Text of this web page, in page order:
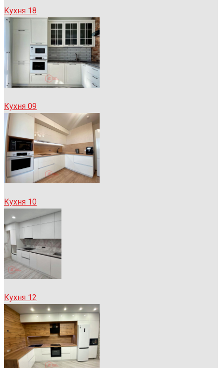
Кухня 18
Кухня 09
Кухня 10
Кухня 12